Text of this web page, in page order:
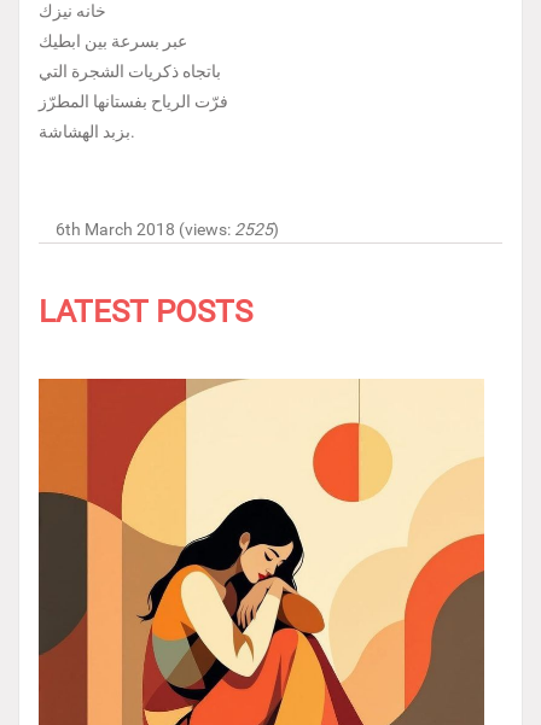
خانه نيزك
عبر بسرعة بين ابطيك
باتجاه ذكريات الشجرة التي
فرّت الرياح بفستانها المطرّز
بزبد الهشاشة.
6th March 2018 (views: 2525)
LATEST POSTS